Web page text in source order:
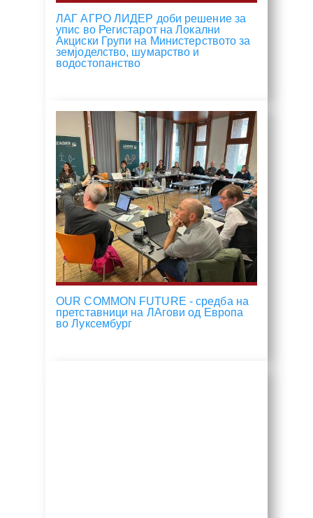
ЛАГ АГРО ЛИДЕР доби решение за
упис во Регистарот на Локални
Акциски Групи на Министерството за
земјоделство, шумарство и
водостопанство
OUR COMMON FUTURE - средба на
претставници на ЛАгови од Европа
во Луксембург